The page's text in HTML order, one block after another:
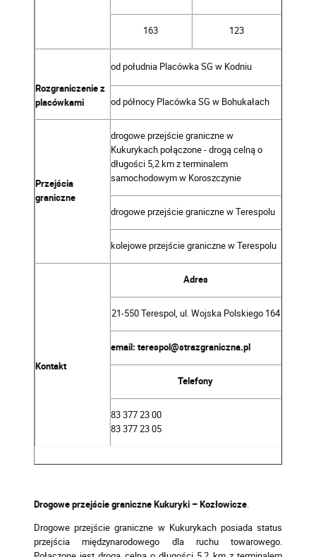
163 123
Rozgraniczenie z
placówkami
od południa Placówka SG w Kodniu
od północy Placówka SG w Bohukałach
Przejścia
graniczne
drogowe przejście graniczne w
Kukurykach połączone - drogą celną o
długości 5,2 km z terminalem
samochodowym w Koroszczynie
drogowe przejście graniczne w Terespolu
kolejowe przejście graniczne w Terespolu
Kontakt
Adres
21-550 Terespol, ul. Wojska Polskiego 164
email: terespol@strazgraniczna.pl
Telefony
83 377 23 00
83 377 23 05
Drogowe przejście graniczne Kukuryki – Kozłowicze.
Drogowe przejście graniczne w Kukurykach posiada status
przejścia międzynarodowego dla ruchu towarowego.